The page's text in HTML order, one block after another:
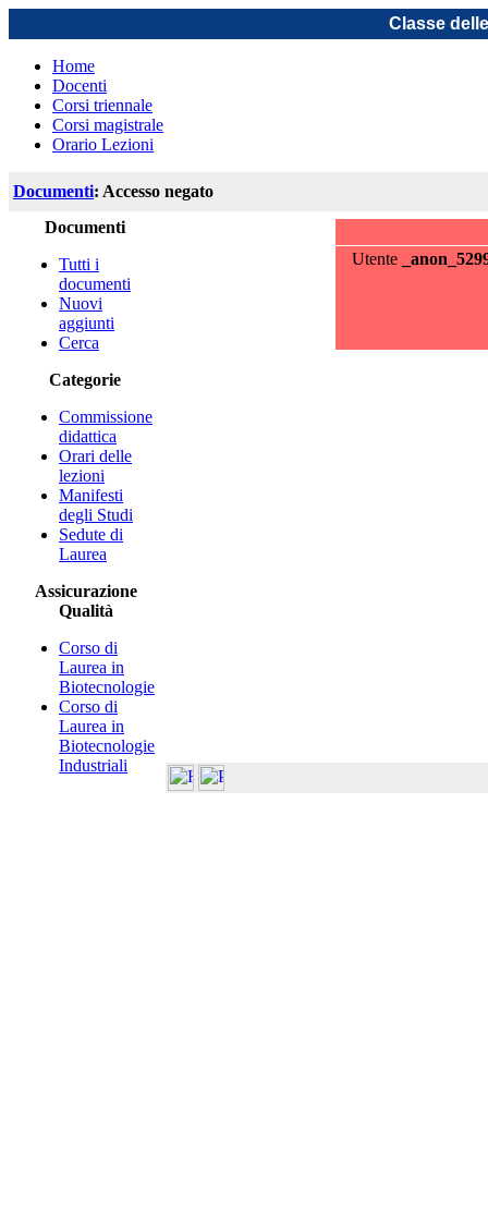
Classe
Home
Docenti
Corsi triennale
Corsi magistrale
Orario Lezioni
Documenti: Accesso negato
Documenti
Tutti i
documenti
Nuovi
aggiunti
Cerca
Categorie
Commissione
didattica
Orari delle
lezioni
Manifesti
degli Studi
Sedute di
Laurea
Assicurazione
Qualità
Corso di
Laurea in
Biotecnologie
Corso di
Laurea in
Biotecnologie
Industriali
Utente